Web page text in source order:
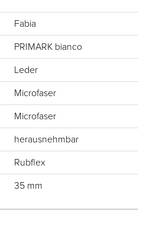
Fabia
PRIMARK bianco
Leder
Microfaser
Microfaser
herausnehmbar
Rubflex
35 mm